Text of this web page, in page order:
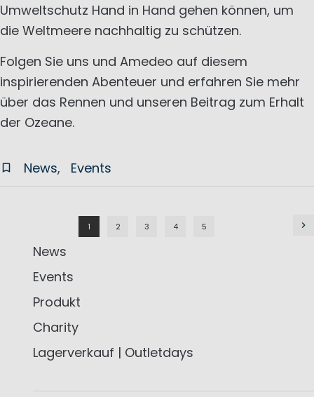
Umweltschutz Hand in Hand gehen können, um
die Weltmeere nachhaltig zu schützen.
Folgen Sie uns und Amedeo auf diesem
inspirierenden Abenteuer und erfahren Sie mehr
über das Rennen und unseren Beitrag zum Erhalt
der Ozeane.
News Events
1 2 3 4 5
News
Events
Produkt
Charity
Lagerverkauf | Outletdays